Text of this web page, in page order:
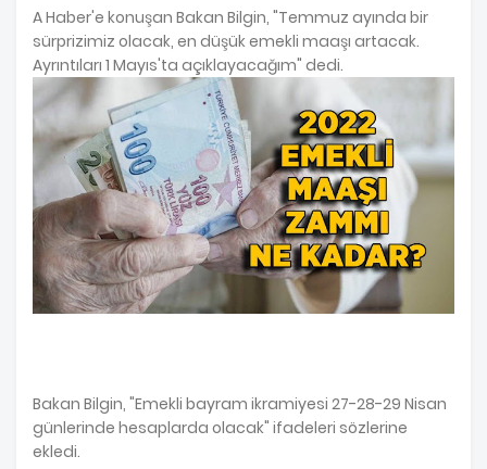
A Haber'e konuşan Bakan Bilgin, "Temmuz ayında bir
sürprizimiz olacak, en düşük emekli maaşı artacak.
Ayrıntıları 1 Mayıs'ta açıklayacağım" dedi.
Bakan Bilgin, "Emekli bayram ikramiyesi 27-28-29 Nisan
günlerinde hesaplarda olacak" ifadeleri sözlerine
ekledi.